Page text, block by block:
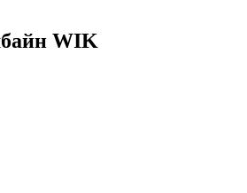
WIK